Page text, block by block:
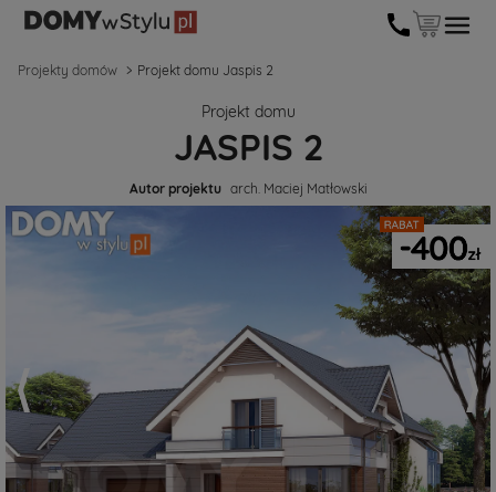
Projekty domów Projekt domu Jaspis 2
Projekt domu
JASPIS 2
Autor projektu arch. Maciej Matłowski